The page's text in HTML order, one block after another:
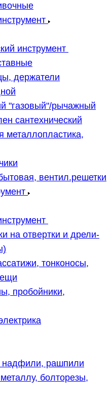
инструмент
держатели
"газовый"/рычажный
сантехнический
металлопластика,
вентил.решетки
на отвертки и дрели-
тонконосы,
пробойники,
надфили, рашпили
болторезы,